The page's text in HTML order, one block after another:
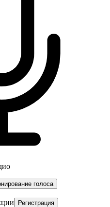
голоса
Регистрация